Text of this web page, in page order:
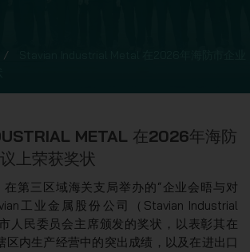
METAL 在2026年海防
上荣获奖状
第三区域海关支局举办的“企业会晤与对
工业金属股份公司（Stavian Industrial
人民委员会主席颁发的奖状，以表彰其在
区内生产经营中的突出成绩，以及在进出口